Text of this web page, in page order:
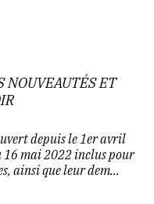
NOUVEAUTÉS ET
depuis le 1er avril
16 mai 2022 inclus pour
ainsi que leur dem...